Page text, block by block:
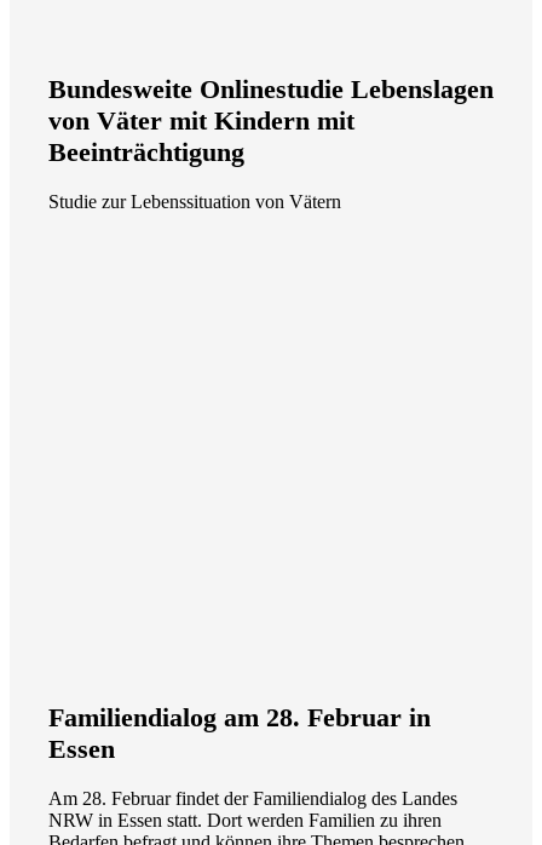
Bundesweite Onlinestudie Lebenslagen
von Väter mit Kindern mit
Beeinträchtigung
Studie zur Lebenssituation von Vätern
Familiendialog am 28. Februar in
Essen
Am 28. Februar findet der Familiendialog des Landes
NRW in Essen statt. Dort werden Familien zu ihren